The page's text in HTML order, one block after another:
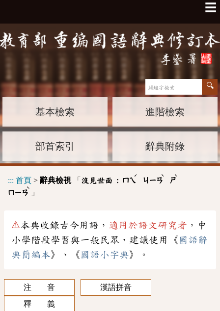
☰
基本檢索 進階檢索
部首索引 辭典附錄
::: 首頁 > 辭典檢視「 沒見世面 : ㄇㄟ
ˊ
ㄐㄧㄢ
ˋ
ㄕ
ˋ
ㄇㄧㄢ
ˋ
」
⚠本典收錄古今用語， 適用於語文研究者 ，中
小學階段學習與一般民眾，建議使用《 國語辭
典簡編本》、《 國語小字典》。
注 音
漢語拼音
釋 義